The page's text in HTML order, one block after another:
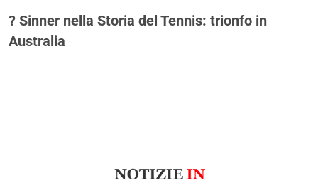
? Sinner nella Storia del Tennis: trionfo in
Australia